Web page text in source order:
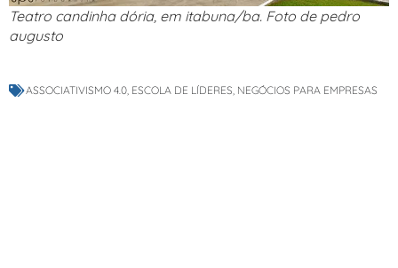
Teatro candinha dória, em itabuna/ba. Foto de pedro
augusto
ASSOCIATIVISMO 4.0 ESCOLA DE LÍDERES NEGÓCIOS PARA EMPRESAS